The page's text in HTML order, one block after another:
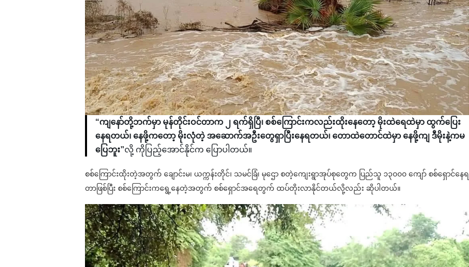
“ကျနော်တို့ဘက်မှာ မုန်တိုင်းဝင်တာက ၂ ရက်ရှိပြီ၊ စစ်ကြောင်းကလည်းထိုးနေတော့ မိုးထဲရေထဲမှာ ထွက်ပြေး
နေရတယ်၊ နေဖို့ကတော့ မိုးလုံတဲ့ အဆောက်အဦးတွေရှာပြီးနေရတယ်၊ တောထဲတောင်ထဲမှာ နေဖို့ကျ ဒီမိုးနဲ့ကမ
ပြေဘူး”လို့ ကိုပြည့်အောင်နိုင်က ပြောပါတယ်။
စစ်ကြောင်းထိုးတဲ့အတွက် ချောင်းမ၊ ယက္ကန်းတိုင်၊ သမင်ခြံ၊ မုဌော စတဲ့ကျေးရွာအုပ်စုတွေက ပြည်သူ ၁၃၀၀၀ ကျော် စစ်ရှောင်နေရ
တာဖြစ်ပြီး စစ်ကြောင်းကရွေ့နေတဲ့အတွက် စစ်ရှောင်အရေတွက် ထပ်တိုးလာနိုင်တယ်လို့လည်း ဆိုပါတယ်။